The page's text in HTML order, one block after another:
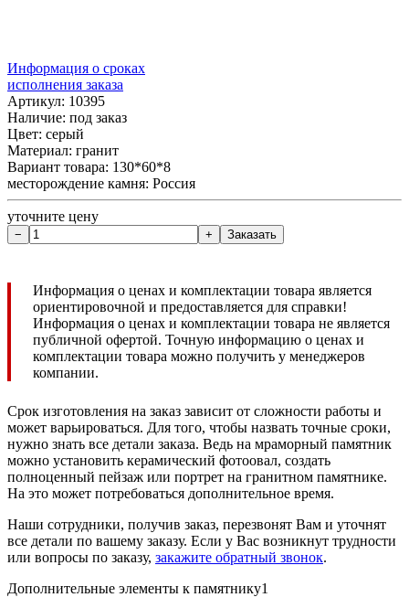
Информация о сроках
исполнения заказа
Артикул: 10395
Наличие: под заказ
Цвет: серый
Материал: гранит
Вариант товара: 130*60*8
месторождение камня: Россия
уточните цену
Информация о ценах и комплектации товара является
ориентировочной и предоставляется для справки!
Информация о ценах и комплектации товара не является
публичной офертой. Точную информацию о ценах и
комплектации товара можно получить у менеджеров
компании.
Срок изготовления на заказ зависит от сложности работы и
может варьироваться. Для того, чтобы назвать точные сроки,
нужно знать все детали заказа. Ведь на мраморный памятник
можно установить керамический фотоовал, создать
полноценный пейзаж или портрет на гранитном памятнике.
На это может потребоваться дополнительное время.
Наши сотрудники, получив заказ, перезвонят Вам и уточнят
все детали по вашему заказу. Если у Вас возникнут трудности
или вопросы по заказу, закажите обратный звонок.
Дополнительные элементы к памятнику1